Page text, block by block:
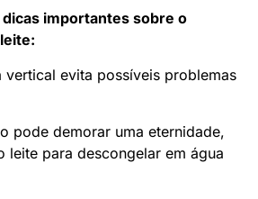
importantes sobre o
vertical evita possíveis problemas
pode demorar uma eternidade,
leite para descongelar em água